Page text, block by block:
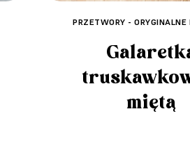
PRZETWORY - ORYGINALNE
miętą